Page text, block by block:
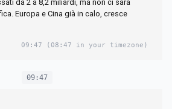
da 2 a 8,2 miliardi, ma non ci sarà
Europa e Cina già in calo, cresce
09:47 (08:47 in your timezone)
09:47